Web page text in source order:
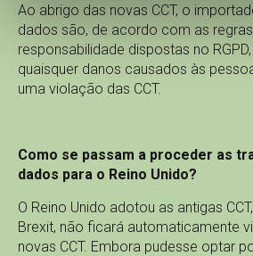
Ao abrigo das novas CCT, o
dados são, de acordo com as
responsabilidade dispostas no
quaisquer danos causados às
uma violação das CCT.
Como se passam a proceder as
dados para o Reino Unido?
O Reino Unido adotou as antigas
Brexit, não ficará automaticamente
novas CCT. Embora pudesse optar